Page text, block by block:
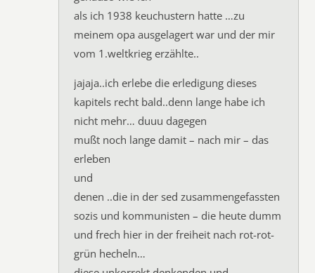
als ich 1938 keuchustern hatte …zu
meinem opa ausgelagert war und der mir
vom 1.weltkrieg erzählte..
jajaja..ich erlebe die erledigung dieses
kapitels recht bald..denn lange habe ich
nicht mehr… duuu dagegen
mußt noch lange damit – nach mir – das
erleben
und
denen ..die in der sed zusammengefassten
sozis und kommunisten – die heute dumm
und frech hier in der freiheit nach rot-rot-
grün hecheln…